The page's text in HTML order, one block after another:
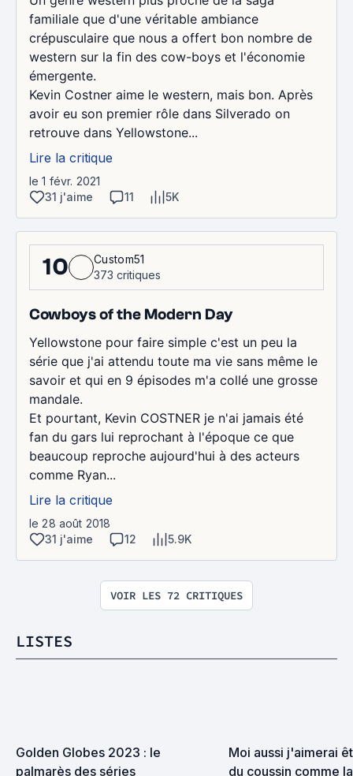
familiale que d'une véritable ambiance
crépusculaire que nous a offert bon nombre de
western sur la fin des cow-boys et l'économie
émergente.
Kevin Costner aime le western, mais bon. Après
avoir eu son premier rôle dans Silverado on
retrouve dans Yellowstone...
Lire la critique
le 1 févr. 2021
31 j'aime
11 5K
10
Custom51
373 critiques
Cowboys of the Modern Day
Yellowstone pour faire simple c'est un peu la
série que j'ai attendu toute ma vie sans même le
savoir et qui en 9 épisodes m'a collé une grosse
mandale.
Et pourtant, Kevin COSTNER je n'ai jamais été
fan du gars lui reprochant à l'époque ce que
beaucoup reproche aujourd'hui à des acteurs
comme Ryan...
Lire la critique
le 28 août 2018
31 j'aime
12 5.9K
VOIR LES 72 CRITIQUES
LISTES
Golden Globes 2023 : le
palmarès des séries
Moi aussi j'aimerai
du coussin comme